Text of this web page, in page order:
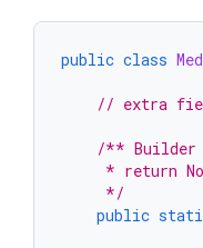
public class
// extra
/** Builder
* return
     */
public